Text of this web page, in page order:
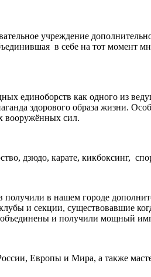
учреждение
в себе на тот момент
единоборств как одного из
здорового образа жизни.
вооружённых сил.
дзюдо, карате, кикбоксинг,
в нашем городе
и секции, существовавшие
объединены и получили мощный
Европы и Мира, а также